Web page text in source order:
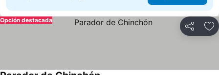
Compartir
Opción destacada